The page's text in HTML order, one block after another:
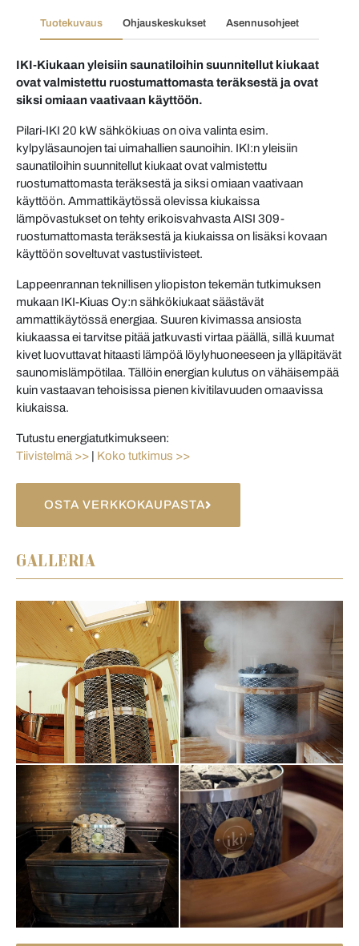
Tuotekuvaus Ohjauskeskukset Asennusohjeet
IKI-Kiukaan yleisiin saunatiloihin suunnitellut kiukaat
ovat valmistettu ruostumattomasta teräksestä ja ovat
siksi omiaan vaativaan käyttöön.
Pilari-IKI 20 kW sähkökiuas on oiva valinta esim.
kylpyläsaunojen tai uimahallien saunoihin. IKI:n yleisiin
saunatiloihin suunnitellut kiukaat ovat valmistettu
ruostumattomasta teräksestä ja siksi omiaan vaativaan
käyttöön. Ammattikäytössä olevissa kiukaissa
lämpövastukset on tehty erikoisvahvasta AISI 309-
ruostumattomasta teräksestä ja kiukaissa on lisäksi kovaan
käyttöön soveltuvat vastustiivisteet.
Lappeenrannan teknillisen yliopiston tekemän tutkimuksen
mukaan IKI-Kiuas Oy:n sähkökiukaat säästävät
ammattikäytössä energiaa. Suuren kivimassa ansiosta
kiukaassa ei tarvitse pitää jatkuvasti virtaa päällä, sillä kuumat
kivet luovuttavat hitaasti lämpöä löylyhuoneeseen ja ylläpitävät
saunomislämpötilaa. Tällöin energian kulutus on vähäisempää
kuin vastaavan tehoisissa pienen kivitilavuuden omaavissa
kiukaissa.
Tutustu energiatutkimukseen:
Tiivistelmä >> | Koko tutkimus >>
OSTA VERKKOKAUPASTA
GALLERIA